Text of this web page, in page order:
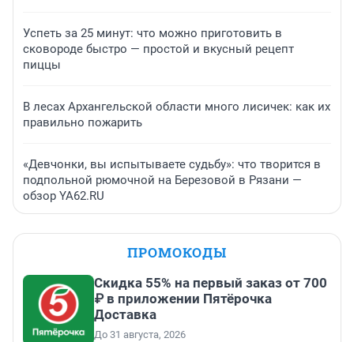
Успеть за 25 минут: что можно приготовить в
сковороде быстро — простой и вкусный рецепт
пиццы
В лесах Архангельской области много лисичек: как их
правильно пожарить
«Девчонки, вы испытываете судьбу»: что творится в
подпольной рюмочной на Березовой в Рязани —
обзор YA62.RU
ПРОМОКОДЫ
Скидка 55% на первый заказ от 700
₽ в приложении Пятёрочка
Доставка
До 31 августа, 2026